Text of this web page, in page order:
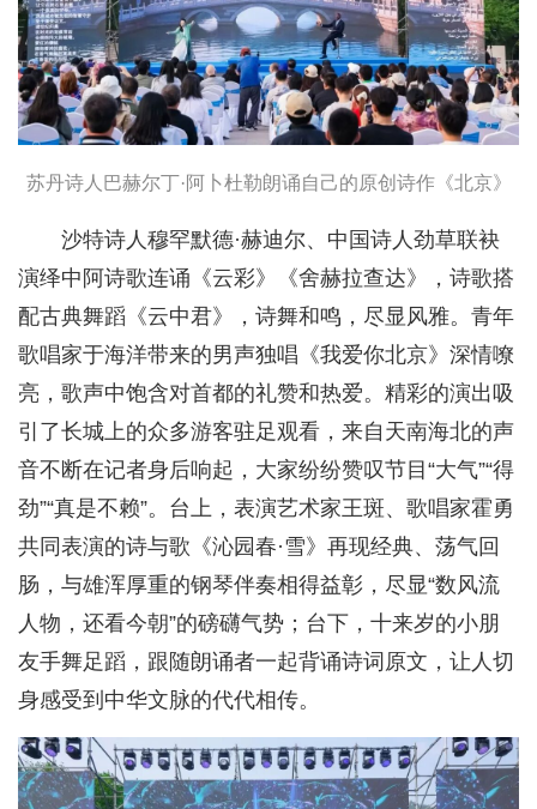
苏丹诗人巴赫尔丁·阿卜杜勒朗诵自己的原创诗作《北京》
沙特诗人穆罕默德·赫迪尔、中国诗人劲草联袂
演绎中阿诗歌连诵《云彩》《舍赫拉查达》，诗歌搭
配古典舞蹈《云中君》，诗舞和鸣，尽显风雅。青年
歌唱家于海洋带来的男声独唱《我爱你北京》深情嘹
亮，歌声中饱含对首都的礼赞和热爱。精彩的演出吸
引了长城上的众多游客驻足观看，来自天南海北的声
音不断在记者身后响起，大家纷纷赞叹节目“大气”“得
劲”“真是不赖”。台上，表演艺术家王斑、歌唱家霍勇
共同表演的诗与歌《沁园春·雪》再现经典、荡气回
肠，与雄浑厚重的钢琴伴奏相得益彰，尽显“数风流
人物，还看今朝”的磅礴气势；台下，十来岁的小朋
友手舞足蹈，跟随朗诵者一起背诵诗词原文，让人切
身感受到中华文脉的代代相传。